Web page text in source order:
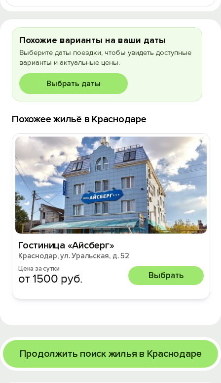
Похожие варианты на ваши даты
Выберите даты поездки, чтобы увидеть доступные
варианты и актуальные цены.
Выбрать даты
Похожее жильё в Краснодаре
Гостиница «Айсберг»
Краснодар, ул. Уральская, д. 52
Цена за сутки
от 1500 руб. Выбрать
Продолжить поиск жилья в Краснодаре